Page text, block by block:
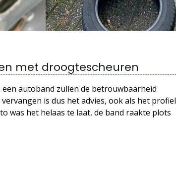
met droogtescheuren
autoband zullen de betrouwbaarheid
is dus het advies, ook als het profiel
was het helaas te laat, de band raakte plots